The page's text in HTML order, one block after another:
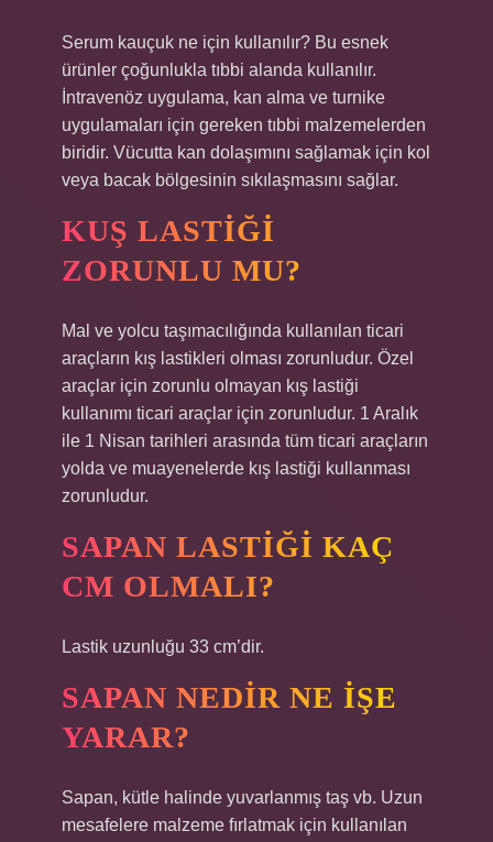
Serum kauçuk ne için kullanılır? Bu esnek
ürünler çoğunlukla tıbbi alanda kullanılır.
İntravenöz uygulama, kan alma ve turnike
uygulamaları için gereken tıbbi malzemelerden
biridir. Vücutta kan dolaşımını sağlamak için kol
veya bacak bölgesinin sıkılaşmasını sağlar.
KUŞ LASTIĞI
ZORUNLU MU?
Mal ve yolcu taşımacılığında kullanılan ticari
araçların kış lastikleri olması zorunludur. Özel
araçlar için zorunlu olmayan kış lastiği
kullanımı ticari araçlar için zorunludur. 1 Aralık
ile 1 Nisan tarihleri ​​arasında tüm ticari araçların
yolda ve muayenelerde kış lastiği kullanması
zorunludur.
SAPAN LASTIĞI KAÇ
CM OLMALI?
Lastik uzunluğu 33 cm’dir.
SAPAN NEDIR NE IŞE
YARAR?
Sapan, kütle halinde yuvarlanmış taş vb. Uzun
mesafelere malzeme fırlatmak için kullanılan